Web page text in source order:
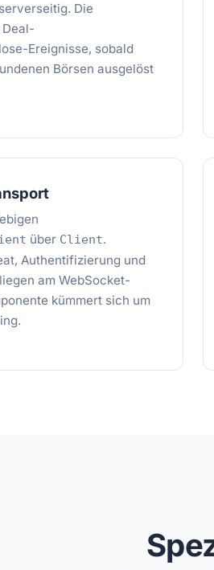
Die
Ereignisse, sobald
Börsen ausgelöst
über Client.
Authentifizierung und
am WebSocket-
kümmert sich um